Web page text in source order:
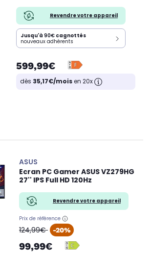
Revendre votre appareil
Jusqu'à 90€ cagnottés
nouveaux adhérents
599,99€
dès 35,17€/moisen 20x
ASUS
Ecran PC Gamer ASUS VZ279HG
27'' IPS Full HD 120Hz
Revendre votre appareil
Prix de référence
oldPrice
124,99€ -20%
99,99€